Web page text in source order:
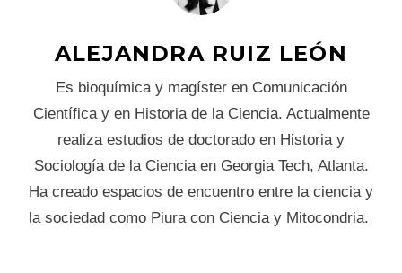
ALEJANDRA RUIZ LEÓN
Es bioquímica y magíster en Comunicación
Científica y en Historia de la Ciencia. Actualmente
realiza estudios de doctorado en Historia y
Sociología de la Ciencia en Georgia Tech, Atlanta.
Ha creado espacios de encuentro entre la ciencia y
la sociedad como Piura con Ciencia y Mitocondria.